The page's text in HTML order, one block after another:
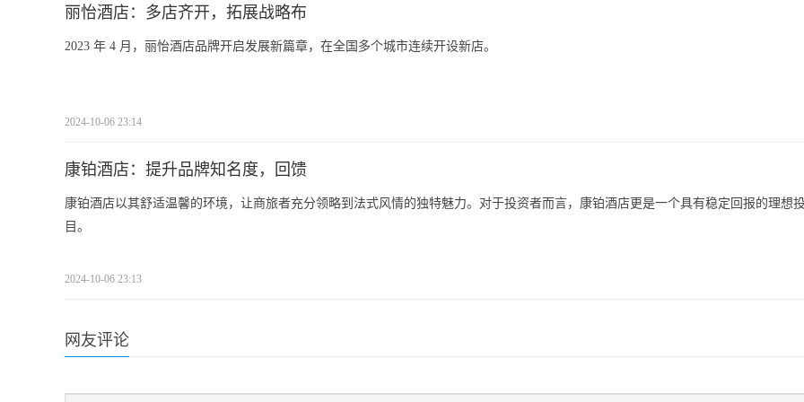
丽怡酒店：多店齐开，拓展战略布
2023 年 4 月，丽怡酒店品牌开启发展新篇章，在全国多个城市连续开设新店。
2024-10-06 23:14
康铂酒店：提升品牌知名度，回馈
康铂酒店以其舒适温馨的环境，让商旅者充分领略到法式风情的独特魅力。对于投资者而言，康铂酒店更是一个具有稳定回报的理想
目。
2024-10-06 23:13
网友评论